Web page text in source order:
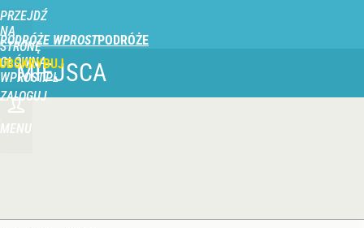
PRZEJDŹ
NA
STRONĘ
GŁÓWNĄ
WPROST.PL
PODRÓŻE WPROST
ZALOGUJ
MENU
MIEJSCA